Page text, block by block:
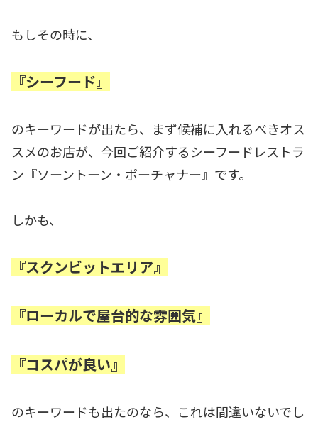
もしその時に、
『シーフード』
のキーワードが出たら、まず候補に入れるべきオス
スメのお店が、今回ご紹介するシーフードレストラ
ン『ソーントーン・ポーチャナー』です。
しかも、
『スクンビットエリア』
『ローカルで屋台的な雰囲気』
『コスパが良い』
のキーワードも出たのなら、これは間違いないでし